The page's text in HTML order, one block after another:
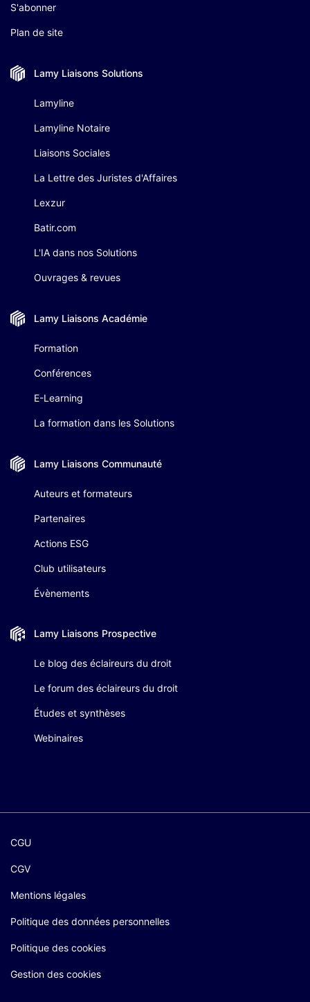
S'abonner
Plan de site
Lamy Liaisons Solutions
Lamyline
Lamyline Notaire
Liaisons Sociales
La Lettre des Juristes d'Affaires
Lexzur
Batir.com
L'IA dans nos Solutions
Ouvrages & revues
Lamy Liaisons Académie
Formation
Conférences
E-Learning
La formation dans les Solutions
Lamy Liaisons Communauté
Auteurs et formateurs
Partenaires
Actions ESG
Club utilisateurs
Évènements
Lamy Liaisons Prospective
Le blog des éclaireurs du droit
Le forum des éclaireurs du droit
Études et synthèses
Webinaires
CGU
CGV
Mentions légales
Politique des données personnelles
Politique des cookies
Gestion des cookies